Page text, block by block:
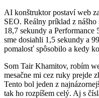
AI konštruktor postaví web
SEO. Reálny príklad z
18,7 sekundy a Performance
sme dosiahli 1,5 sekundy a
pomalosť spôsobilo a kedy
Som Tair Khamitov, robím
mesačne mi cez ruky prejde
Tento bol jeden z
tak ho rozpíšem celý. Aj s